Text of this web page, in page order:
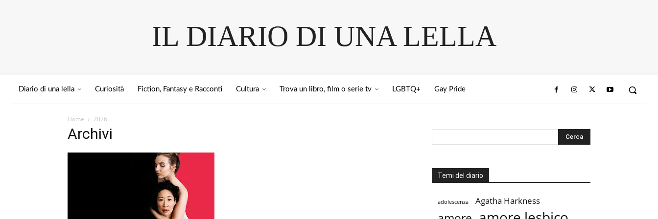
IL DIARIO DI UNA LELLA
Diario di una lella Curiosità Fiction, Fantasy e Racconti Cultura Trova un libro, film o serie tv LGBTQ+ Gay Pride
Home 2026
Archivi
Temi del diario
adolescenza Agatha Harkness